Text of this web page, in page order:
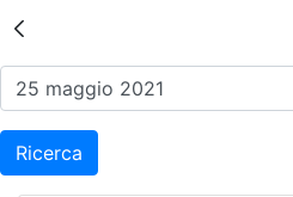
Risultati della
Ricerca